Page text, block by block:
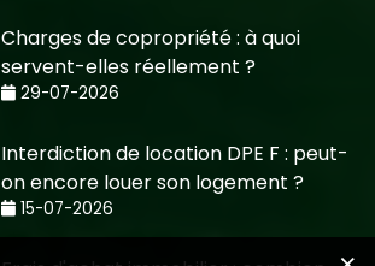
Charges de copropriété : à quoi
servent-elles réellement ?
29-07-2026
Interdiction de location DPE F : peut-
on encore louer son logement ?
15-07-2026